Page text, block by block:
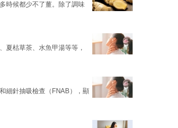
時候都少不了薑。除了調味
夏枯草茶、水魚甲湯等等，
細針抽吸檢查（FNAB），顯